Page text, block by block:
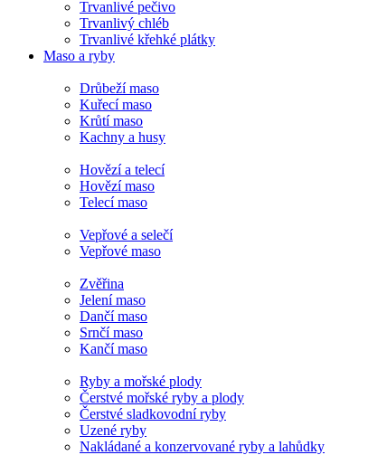
Trvanlivé pečivo
Trvanlivý chléb
Trvanlivé křehké plátky
Maso a ryby
Drůbeží maso
Kuřecí maso
Krůtí maso
Kachny a husy
Hovězí a telecí
Hovězí maso
Telecí maso
Vepřové a selečí
Vepřové maso
Zvěřina
Jelení maso
Dančí maso
Srnčí maso
Kančí maso
Ryby a mořské plody
Čerstvé mořské ryby a plody
Čerstvé sladkovodní ryby
Uzené ryby
Nakládané a konzervované ryby a lahůdky